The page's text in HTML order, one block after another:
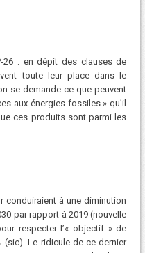
26 : en dépit des clauses de
toute leur place dans le
se demande ce que peuvent
aux énergies fossiles » qu’il
ces produits sont parmi les
conduiraient à une diminution
par rapport à 2019 (nouvelle
respecter l’« objectif » de
(sic). Le ridicule de ce dernier